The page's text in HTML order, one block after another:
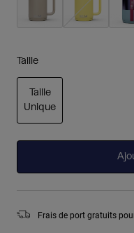
Taille
Taille
Unique
Frais de port gratuits